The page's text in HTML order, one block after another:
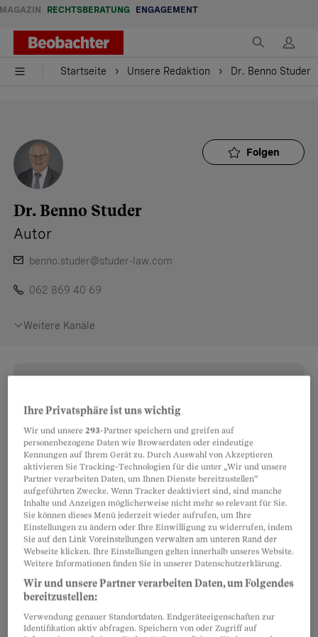
MAGAZIN RECHTSBERATUNG ENGAGEMENT
Startseite Unsere Redaktion Dr. Benno Studer
Folgen
Dr. Benno Studer
Autor
benno.studer@studer-law.com
062 869 40 69
Weitere Kanäle
Dr. Benno Studer, lic. iur., ist Fürsprecher, Notar und
Seniorpartner der Studer Anwälte und Notare AG
mit Standorten in Laufenburg, Frick und Möhlin.
Nach dem Abschluss seines Rechtsstudiums an
der Universität Freiburg im Jahr 1974 und seiner
Dissertation zur Integralzuweisung
landwirtschaftlicher Gewerbe begann er seine
juristische Laufbahn 1975 als Gerichtsschreiber
am Bezirksgericht Bremgarten. Bereits 1976
erlangte er das Aargauer Fürsprecherpatent, 1978
folgte das Notariatspatent. 1980 gründete er seine
eigene Kanzlei, die sich in den Folgejahren zu
Ihre Privatsphäre ist uns wichtig
Wir und unsere293-Partner speichern und greifen auf
personenbezogene Daten wie Browserdaten oder eindeutige
Kennungen auf Ihrem Gerät zu. Durch Auswahl von Akzeptieren
aktivieren Sie Tracking-Technologien für die unter „Wir und unsere
Partner verarbeiten Daten, um Ihnen Dienste bereitzustellen“
aufgeführten Zwecke. Wenn Tracker deaktiviert sind, sind manche
Inhalte und Anzeigen möglicherweise nicht mehr so relevant für Sie.
Sie können dieses Menü jederzeit wieder aufrufen, um Ihre
Einstellungen zu ändern oder Ihre Einwilligung zu widerrufen, indem
Sie auf den Link Voreinstellungen verwalten am unteren Rand der
Webseite klicken. Ihre Einstellungen gelten innerhalb unseres Website.
Weitere Informationen finden Sie in unserer Datenschutzerklärung.
Wir und unsere Partner verarbeiten Daten, um Folgendes
bereitzustellen:
Verwendung genauer Standortdaten. Endgeräteeigenschaften zur
Identifikation aktiv abfragen. Speichern von oder Zugriff auf